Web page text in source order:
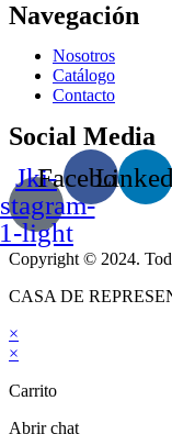
Navegación
Nosotros
Catálogo
Contacto
Social Media
Jki-
1-light
Facebook
Copyright © 2024.
CASA DE
×
×
Carrito
Abrir chat